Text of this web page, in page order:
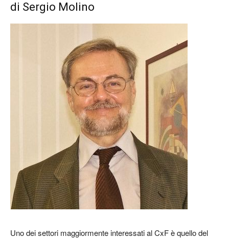
di Sergio Molino
Uno dei settori maggiormente interessati al CxF è quello del